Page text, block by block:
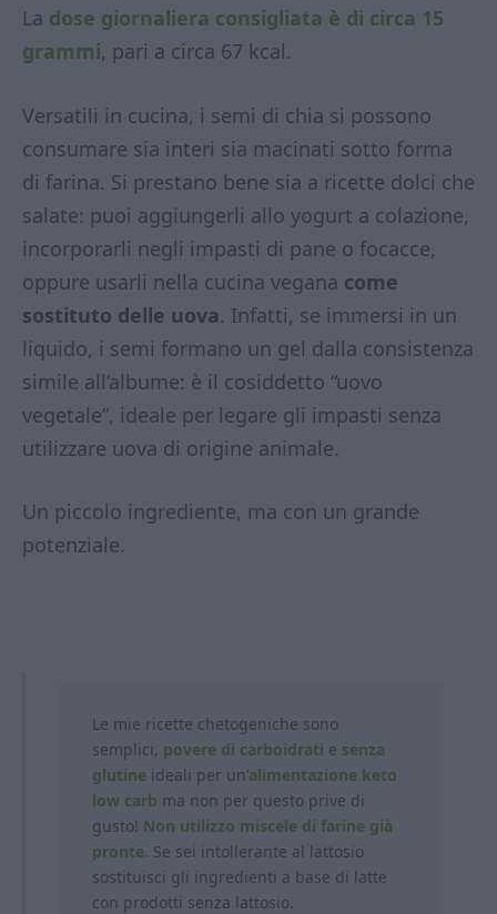
La dose giornaliera consigliata è di circa 15
grammi, pari a circa 67 kcal.
Versatili in cucina, i semi di chia si possono
consumare sia interi sia macinati sotto forma
di farina. Si prestano bene sia a ricette dolci che
salate: puoi aggiungerli allo yogurt a colazione,
incorporarli negli impasti di pane o focacce,
oppure usarli nella cucina vegana come
sostituto delle uova. Infatti, se immersi in un
liquido, i semi formano un gel dalla consistenza
simile all’albume: è il cosiddetto “uovo
vegetale”, ideale per legare gli impasti senza
utilizzare uova di origine animale.
Un piccolo ingrediente, ma con un grande
potenziale.
Le mie ricette chetogeniche sono
semplici, povere di carboidrati e senza
glutine ideali per un’alimentazione keto
low carb ma non per questo prive di
gusto! Non utilizzo miscele di farine già
pronte. Se sei intollerante al lattosio
sostituisci gli ingredienti a base di latte
con prodotti senza lattosio.